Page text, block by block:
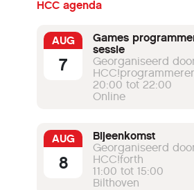
HCC agenda
AUG
7
Games
sessie
Georganiseerd
20:00 tot 22:00
Online
AUG
8
Bijeenkomst
Georganiseerd
HCC!forth
11:00 tot 15:00
Bilthoven